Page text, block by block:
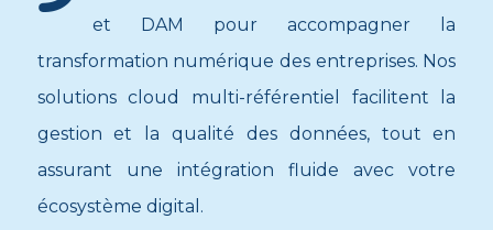
et DAM pour accompagner la
transformation numérique des entreprises. Nos
solutions cloud multi-référentiel facilitent la
gestion et la qualité des données, tout en
assurant une intégration fluide avec votre
écosystème digital.